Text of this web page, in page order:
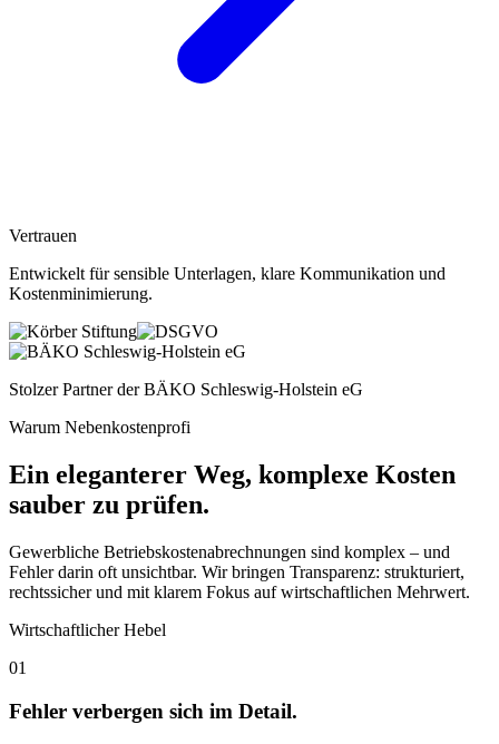
Vertrauen
Entwickelt für sensible Unterlagen, klare Kommunikation und
Kostenminimierung.
Stolzer Partner der BÄKO Schleswig-Holstein eG
Warum Nebenkostenprofi
Ein eleganterer Weg, komplexe Kosten
sauber zu prüfen.
Gewerbliche Betriebskostenabrechnungen sind komplex – und
Fehler darin oft unsichtbar. Wir bringen Transparenz: strukturiert,
rechtssicher und mit klarem Fokus auf wirtschaftlichen Mehrwert.
Wirtschaftlicher Hebel
01
Fehler verbergen sich im Detail.